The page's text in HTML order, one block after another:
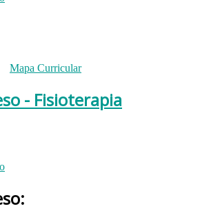
Mapa Curricular
- Fisioterapia